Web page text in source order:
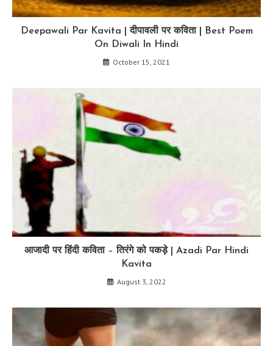
Deepawali Par Kavita | दीपावली पर कविता | Best Poem
On Diwali In Hindi
October 15, 2021
आजादी पर हिंदी कविता – तिरंगे को पकड़े | Azadi Par Hindi
Kavita
August 3, 2022